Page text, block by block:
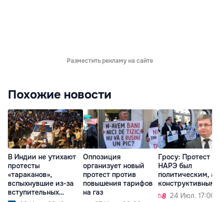
Разместить рекламу на сайте
Похожие новости
В Индии не утихают
протесты
«тараканов»,
вспыхнувшие из-за
вступительных
Оппозиция
организует новый
протест против
повышения тарифов
на газ
Гросу: Протест у
НАРЭ был
политическим, а
конструктивным
24 Июл. 17:00